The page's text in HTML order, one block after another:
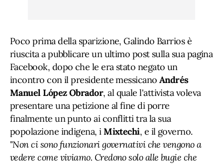
Poco prima della sparizione, Galindo Barrios è
riuscita a pubblicare un ultimo post sulla sua pagina
Facebook, dopo che le era stato negato un
incontro con il presidente messicano Andrés
Manuel López Obrador, al quale l'attivista voleva
presentare una petizione al fine di porre
finalmente un punto ai conflitti tra la sua
popolazione indigena, iMixtechi, e il governo.
"Non ci sono funzionari governativi che vengono a
vedere come viviamo. Credono solo alle bugie che